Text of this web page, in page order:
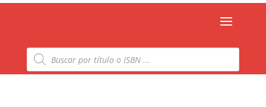
Búsqueda
de
productos